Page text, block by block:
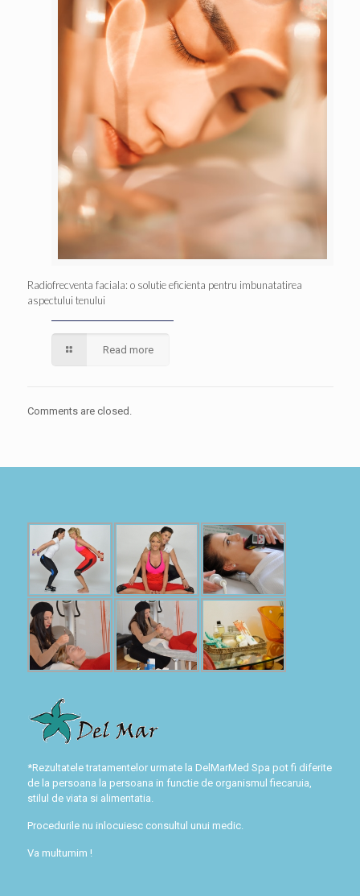
Radiofrecventa faciala: o solutie eficienta pentru imbunatatirea
aspectului tenului
Read more
Comments are closed.
*Rezultatele tratamentelor urmate la DelMarMed Spa pot fi diferite
de la persoana la persoana in functie de organismul fiecaruia,
stilul de viata si alimentatia.
Procedurile nu inlocuiesc consultul unui medic.
Va multumim !